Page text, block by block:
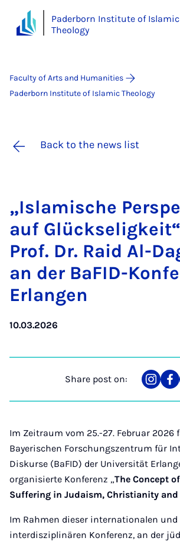
Paderborn Institute of Islamic
Theology
Faculty of Arts and Humanities
Paderborn Institute of Islamic Theology
Back to the news list
„Is­lamis­che
auf
Prof. Dr. Raid Al-
an der BaFID-
Er­lan­gen
10.03.2026
Share post on:
Share
on
Im Zeitraum vom 25.-27. Februar 2026
Bayerischen Forschungszentrum für
Diskurse (BaFID) der Universität
organisierte Konferenz „The Concept
Suffering in Judaism, Christianity and
Im Rahmen dieser internationalen und
interdisziplinären Konferenz, an der